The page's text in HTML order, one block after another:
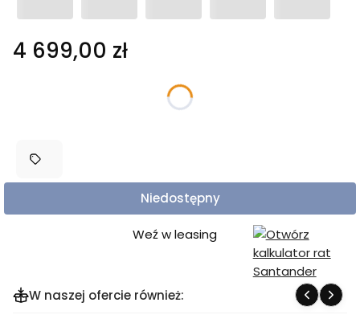
Cena
4 699,00 zł
Poszczególne warianty mogą różnić się ceną
Niedostępny
Weź w leasing
W naszej ofercie również: